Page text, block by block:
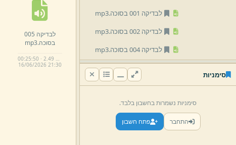
לבדיקה 001 בסוכה.
mp3
לבדיקה 002 בסוכה.
mp3
לבדיקה 004 בסוכה.
mp3
לבדיקה 005 בסוכה.
mp3
02 הרב יום טוב זילברמן
03 הרב אריה שפירא
04 הרב נתן רוטמן
סימניות
סימניות נשמרות בחשבון בלבד.
התחבר פתח חשבון
לבדיקה 005
בסוכה.mp3
00:25:50 · 2.49 MB
16/06/2026 21:30